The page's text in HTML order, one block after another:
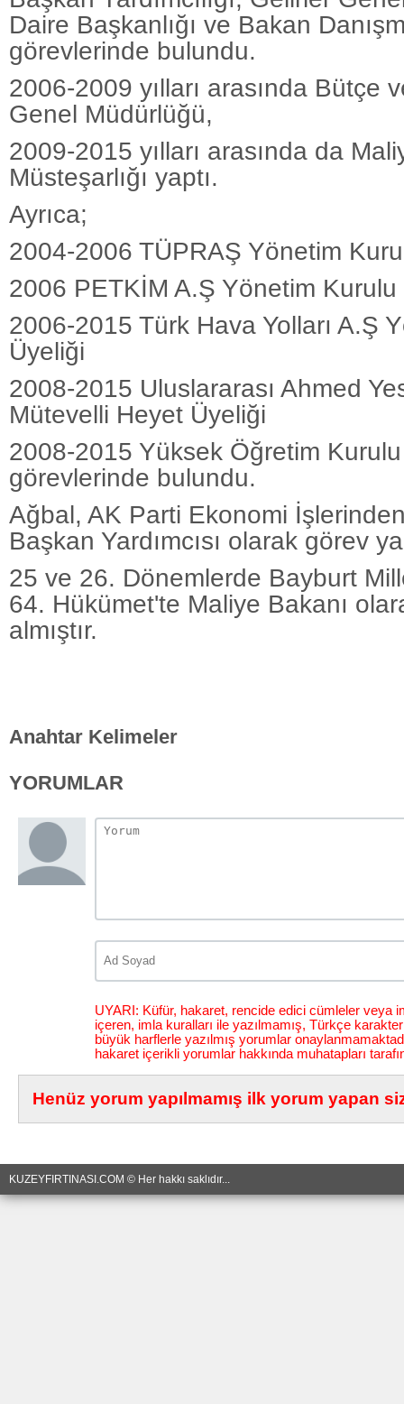
Daire Başkanlığı ve Bakan
görevlerinde bulundu.
2006-2009 yılları arasında Bütçe
Genel Müdürlüğü,
2009-2015 yılları arasında da
Müsteşarlığı yaptı.
Ayrıca;
2004-2006 TÜPRAŞ Yönetim
2006 PETKİM A.Ş Yönetim Kurulu
2006-2015 Türk Hava Yolları A.Ş
Üyeliği
2008-2015 Uluslararası Ahmed
Mütevelli Heyet Üyeliği
2008-2015 Yüksek Öğretim
görevlerinde bulundu.
Ağbal, AK Parti Ekonomi
Başkan Yardımcısı olarak görev
25 ve 26. Dönemlerde Bayburt
64. Hükümet'te Maliye Bakanı
almıştır.
Anahtar Kelimeler
YORUMLAR
UYARI: Küfür, hakaret, rencide edici cümleler veya
içeren, imla kuralları ile yazılmamış, Türkçe
büyük harflerle yazılmış yorumlar
hakaret içerikli yorumlar hakkında muhatapları
Henüz yorum yapılmamış ilk yorum yapan
KUZEYFIRTINASI.COM © Her hakkı saklıdır...